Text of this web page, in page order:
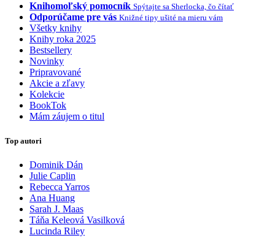
Knihomoľský pomocník Spýtajte sa Sherlocka, čo čítať
Odporúčame pre vás Knižné tipy ušité na mieru vám
Všetky knihy
Knihy roka 2025
Bestsellery
Novinky
Pripravované
Akcie a zľavy
Kolekcie
BookTok
Mám záujem o titul
Top autori
Dominik Dán
Julie Caplin
Rebecca Yarros
Ana Huang
Sarah J. Maas
Táňa Keleová Vasilková
Lucinda Riley